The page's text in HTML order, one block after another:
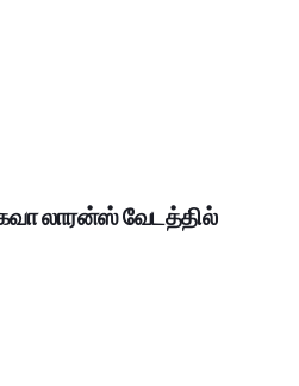
லாரன்ஸ் வேடத்தில்